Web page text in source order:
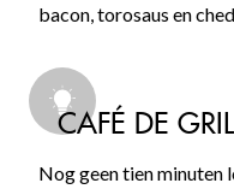
bacon, torosaus en
CAFÉ DE
Nog geen tien minuten